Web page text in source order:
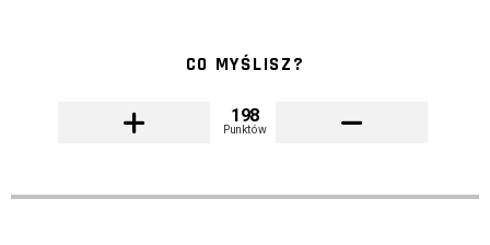
CO MYŚLISZ?
198
Punktów